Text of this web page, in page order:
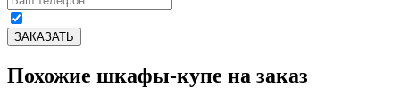
Похожие шкафы-купе на заказ